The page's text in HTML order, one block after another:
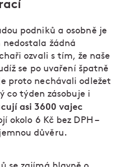
podniků a osobně je
nedostala žádná
ozvali s tím, že naše
se po uvaření špatně
proto nechávali odležet
co týden zásobuje i
asi 3600 vajec
okolo 6 Kč bez DPH –
důvěru.